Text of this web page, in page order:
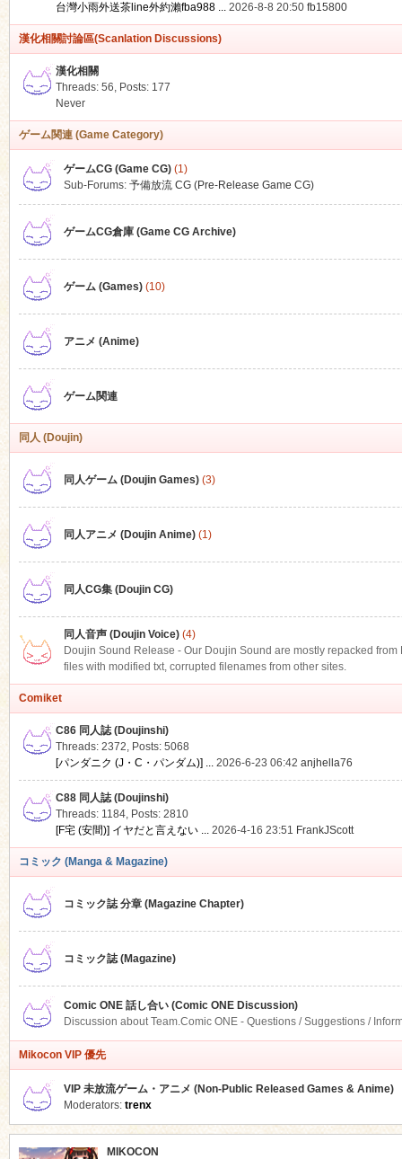
台灣小雨外送茶line外約瀨fba988 ... 2026-8-8 20:50 fb15800
漢化相關討論區(Scanlation Discussions)
漢化相關
Threads: 56, Posts: 177
Never
ゲーム関連 (Game Category)
ゲームCG (Game CG)(1)
Sub-Forums: 予備放流 CG (Pre-Release Game CG)
ゲームCG倉庫 (Game CG Archive)
ゲーム (Games)(10)
アニメ (Anime)
ゲーム関連
同人 (Doujin)
同人ゲーム (Doujin Games)(3)
同人アニメ (Doujin Anime)(1)
同人CG集 (Doujin CG)
同人音声 (Doujin Voice)(4)
Doujin Sound Release - Our Doujin Sound are mostly repacked
files with modified txt, corrupted filenames from other sites.
Comiket
C86 同人誌 (Doujinshi)
Threads: 2372, Posts: 5068
[パンダニク (J・C・パンダム)] ... 2026-6-23 06:42 anjhella76
C88 同人誌 (Doujinshi)
Threads: 1184, Posts: 2810
[F宅 (安間)] イヤだと言えない ... 2026-4-16 23:51 FrankJScott
コミック (Manga & Magazine)
コミック誌 分章 (Magazine Chapter)
コミック誌 (Magazine)
Comic ONE 話し合い (Comic ONE Discussion)
Discussion about Team.Comic ONE - Questions / Suggestions /
Mikocon VIP 優先
VIP 未放流ゲーム・アニメ (Non-Public Released Games & Anime)
Moderators: trenx
MIKOCON